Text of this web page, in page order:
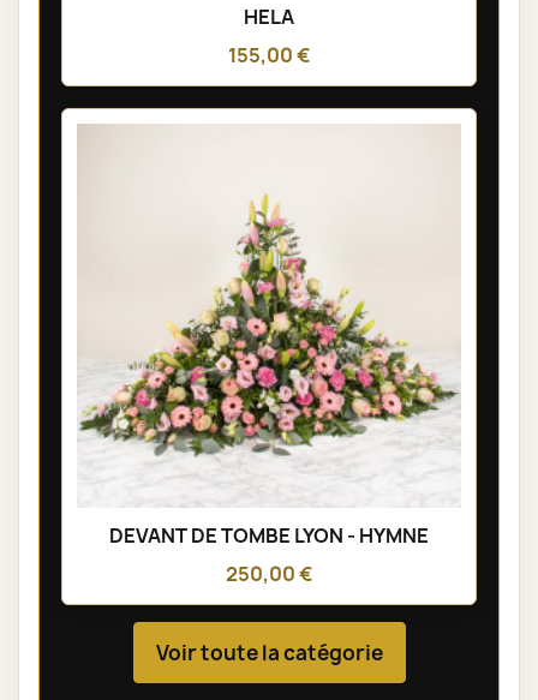
HELA
155,00 €
DEVANT DE TOMBE LYON - HYMNE
250,00 €
Voir toute la catégorie